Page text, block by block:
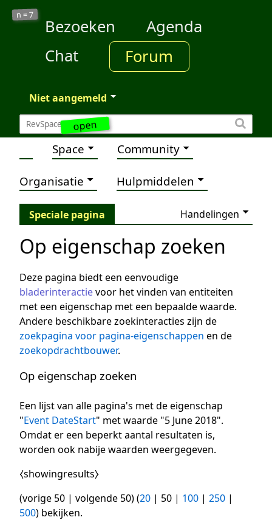
open
n =7
Bezoeken
Agenda
Chat
Forum
Niet aangemeld
Space Community
Organisatie Hulpmiddelen
Speciale pagina Handelingen
Op eigenschap zoeken
Deze pagina biedt een eenvoudige
bladerinteractievoor het vinden van entiteiten
met een eigenschap met een bepaalde waarde.
Andere beschikbare zoekinteracties zijn de
zoekpagina voor pagina-eigenschappen en de
zoekopdrachtbouwer.
Op eigenschap zoeken
Een lijst van alle pagina's met de eigenschap
"Event DateStart" met waarde "5 June 2018".
Omdat er een beperkt aantal resultaten is,
worden ook nabije waarden weergegeven.
⧼showingresults⧽
(vorige 50 | volgende 50) (20 | 50 | 100 | 250 |
500) bekijken.